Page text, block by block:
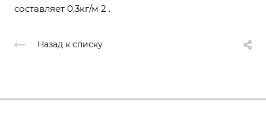
составляет 0,3кг/м 2 .
Назад к списку